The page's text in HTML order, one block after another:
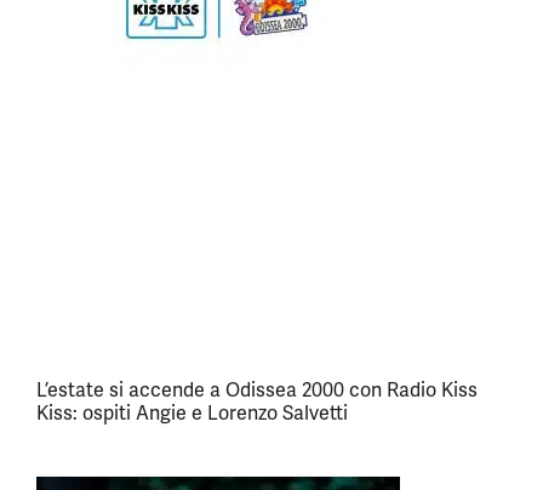
L’estate si accende a Odissea 2000 con Radio Kiss
Kiss: ospiti Angie e Lorenzo Salvetti